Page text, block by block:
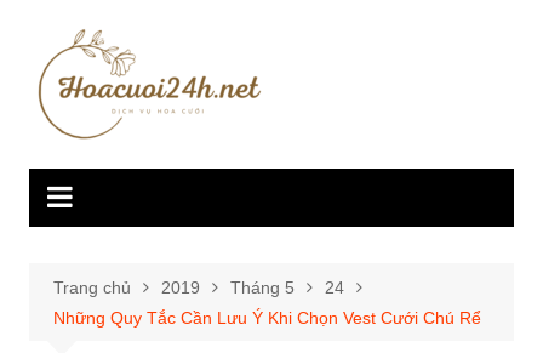
phần
Trang chủ 2019 Tháng 5
24
Những Quy Tắc Cần Lưu Ý Khi Chọn Vest Cưới Chú Rể